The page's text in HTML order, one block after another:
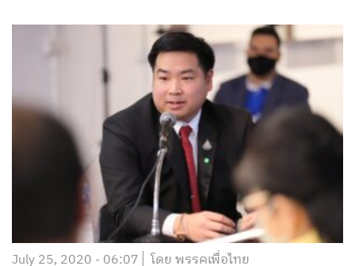
July 25, 2020 - 06:07 โดย พรรคเพื่อไทย